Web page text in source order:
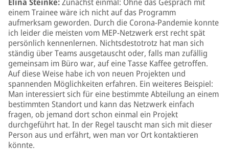
einem Trainee wäre ich nicht auf das Programm
aufmerksam geworden. Durch die Corona-Pandemie konnte
ich leider die meisten vom MEP-Netzwerk erst recht spät
persönlich kennenlernen. Nichtsdestotrotz hat man sich
ständig über Teams ausgetauscht oder, falls man zufällig
gemeinsam im Büro war, auf eine Tasse Kaffee getroffen.
Auf diese Weise habe ich von neuen Projekten und
spannenden Möglichkeiten erfahren. Ein weiteres Beispiel:
Man interessiert sich für eine bestimmte Abteilung an einem
bestimmten Standort und kann das Netzwerk einfach
fragen, ob jemand dort schon einmal ein Projekt
durchgeführt hat. In der Regel tauscht man sich mit dieser
Person aus und erfährt, wen man vor Ort kontaktieren
könnte.